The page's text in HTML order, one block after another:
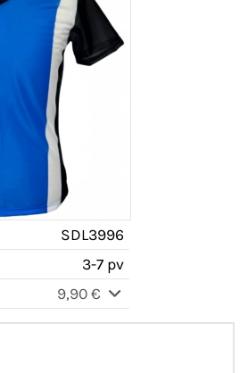
SDL3996
3-7 pv
9,90 €